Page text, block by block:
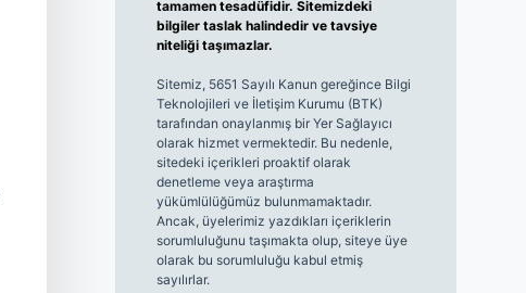
tamamen tesadüfidir. Sitemizdeki
bilgiler taslak halindedir ve tavsiye
niteliği taşımazlar.
Sitemiz, 5651 Sayılı Kanun gereğince Bilgi
Teknolojileri ve İletişim Kurumu (BTK)
tarafından onaylanmış bir Yer Sağlayıcı
olarak hizmet vermektedir. Bu nedenle,
sitedeki içerikleri proaktif olarak
denetleme veya araştırma
yükümlülüğümüz bulunmamaktadır.
Ancak, üyelerimiz yazdıkları içeriklerin
sorumluluğunu taşımakta olup, siteye üye
olarak bu sorumluluğu kabul etmiş
sayılırlar.